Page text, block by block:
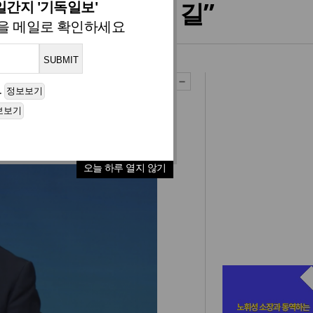
간지 '기독일보'
메일로 확인하세요
오늘 하루 열지 않기
국을 미리 사는 길”